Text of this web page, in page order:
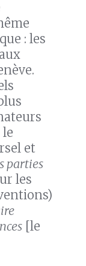
: les
et
parties
les
[le